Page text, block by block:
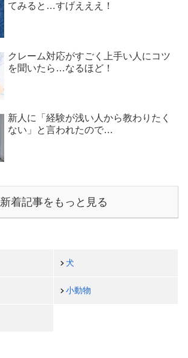
てみると…すげえええ！
クレーム対応がすごく上手い人にコツ
を聞いたら…なるほど！
新人に「経験が浅い人から教わりたく
ない」と言われたので…
新着記事をもっと見る
犬
小動物